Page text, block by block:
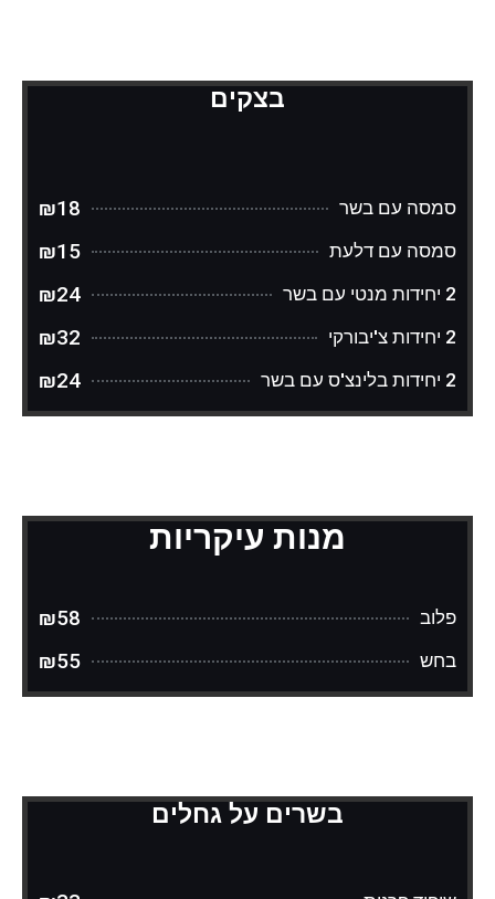
בצקים
סמסה עם בשר ₪18
סמסה עם דלעת ₪15
2 יחידות מנטי עם בשר ₪24
2 יחידות צ'יבורקי ₪32
2 יחידות בלינצ'ס עם בשר ₪24
מנות עיקריות
פלוב ₪58
בחש ₪55
בשרים על גחלים